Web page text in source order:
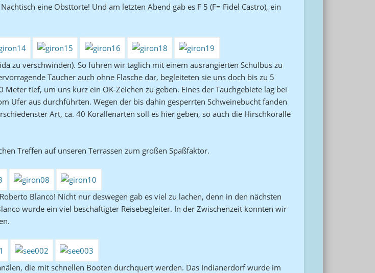
eine Obsttorte! Und am letzten Abend gab es F 5 (F= Fidel Castro), ein
zu verschwinden). So fuhren wir täglich mit einem ausrangierten Schulbus zu
Taucher auch ohne Flasche dar, begleiteten sie uns doch bis zu 5
tief, um uns kurz ein OK-Zeichen zu geben. Eines der Tauchgebiete lag bei
Ufer aus durchführten. Wegen der bis dahin gesperrten Schweinebucht fanden
Art, ca. 40 Korallenarten soll es hier geben, so auch die Hirschkoralle
Treffen auf unseren Terrassen zum großen Spaßfaktor.
Blanco! Nicht nur deswegen gab es viel zu lachen, denn in den nächsten
wurde ein viel beschäftigter Reisebegleiter. In der Zwischenzeit konnten wir
die mit schnellen Booten durchquert werden. Das Indianerdorf wurde im